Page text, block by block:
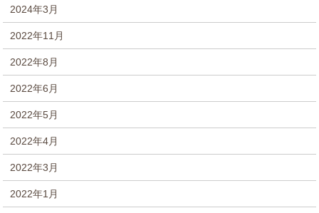
2024年3月
2022年11月
2022年8月
2022年6月
2022年5月
2022年4月
2022年3月
2022年1月